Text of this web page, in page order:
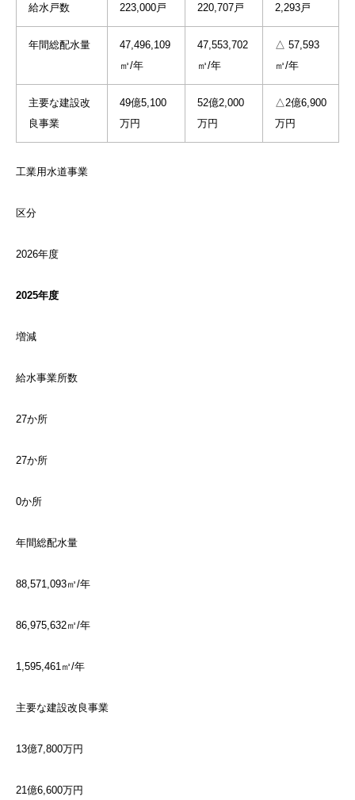
給水戸数 223,000戸 220,707戸 2,293戸
年間総配水量
47,496,109
㎥/年
47,553,702
㎥/年
△ 57,593
㎥/年
主要な建設改
良事業
49億5,100
万円
52億2,000
万円
△2億6,900
万円
工業用水道事業
区分
2026年度
2025年度
増減
給水事業所数
27か所
27か所
0か所
年間総配水量
88,571,093㎥/年
86,975,632㎥/年
1,595,461㎥/年
主要な建設改良事業
13億7,800万円
21億6,600万円